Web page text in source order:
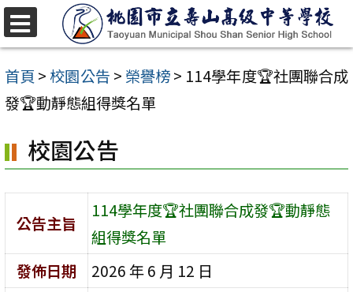
跳
至
主
要
容
區
首頁 >校園公告 > 榮譽榜> 114學年度🏆社團聯合成
發🏆動靜態組得獎名單
校園公告
公告主旨
114學年度🏆社團聯合成發🏆動靜態
組得獎名單
發佈日期
2026 年 6 月 12 日
選
單